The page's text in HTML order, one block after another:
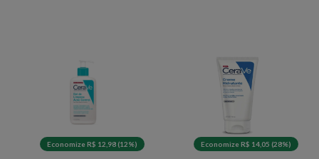
Economize R$ 12,98 (12%) Economize R$ 14,05 (28%)